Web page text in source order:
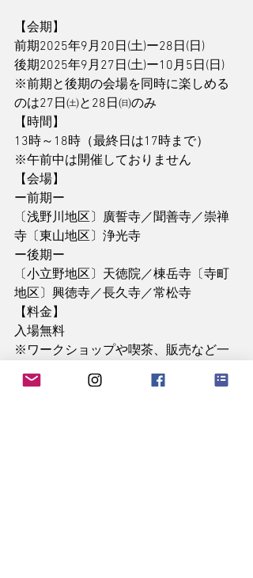
【会期】
前期2025年9月20日(土)ー28日(日)
後期2025年9月27日(土)ー10月5日(日)
※前期と後期の会場を同時に楽しめる
のは27日㈯と28日㈰のみ
【時間】
13時～18時（最終日は17時まで）
※午前中は開催しておりません
【会場】
ー前期ー
〔浅野川地区〕廣誓寺／聞善寺／崇禅
寺〔東山地区〕浄光寺
ー後期ー
〔小立野地区〕天徳院／棟岳寺〔寺町
地区〕興徳寺／長久寺／常松寺
【料金】
入場無料
※ワークショップや喫茶、販売など一
部の行事は有料